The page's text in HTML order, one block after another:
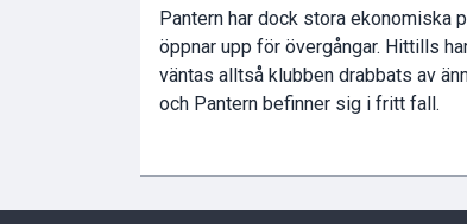
Pantern har dock stora ekonomiska
öppnar upp för övergångar. Hittills
väntas alltså klubben drabbats av
och Pantern befinner sig i fritt fall.